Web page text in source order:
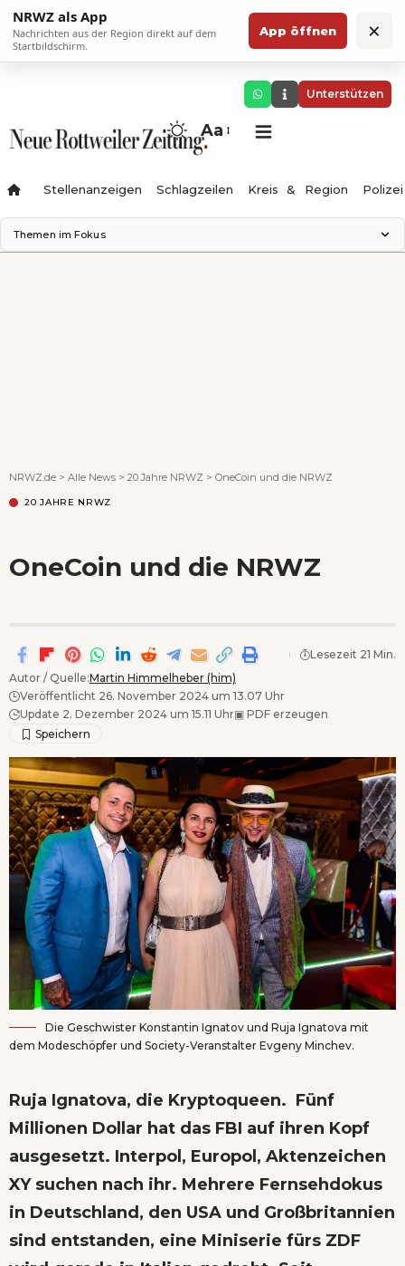
NRWZ als App
Nachrichten aus der Region direkt auf dem
Startbildschirm.
App öffnen ×
Unterstützen
Aa
Stellenanzeigen Schlagzeilen Kreis & Region Polizei
Themen im Fokus
NRWZ.de > Alle News > 20 Jahre NRWZ > OneCoin und die NRWZ
20 JAHRE NRWZ
OneCoin und die NRWZ
Autor / Quelle:Martin Himmelheber (him)
Veröffentlicht 26. November 2024 um 13.07 Uhr
Update 2. Dezember 2024 um 15.11 Uhr▣ PDF erzeugen
Lesezeit 21 Min.
Die Geschwister Konstantin Ignatov und Ruja Ignatova mit
dem Modeschöpfer und Society-Veranstalter Evgeny Minchev.
Ruja Ignatova, die Kryptoqueen. Fünf
Millionen Dollar hat das FBI auf ihren Kopf
ausgesetzt. Interpol, Europol, Aktenzeichen
XY suchen nach ihr. Mehrere Fernsehdokus
in Deutschland, den USA und Großbritannien
sind entstanden, eine Miniserie fürs ZDF